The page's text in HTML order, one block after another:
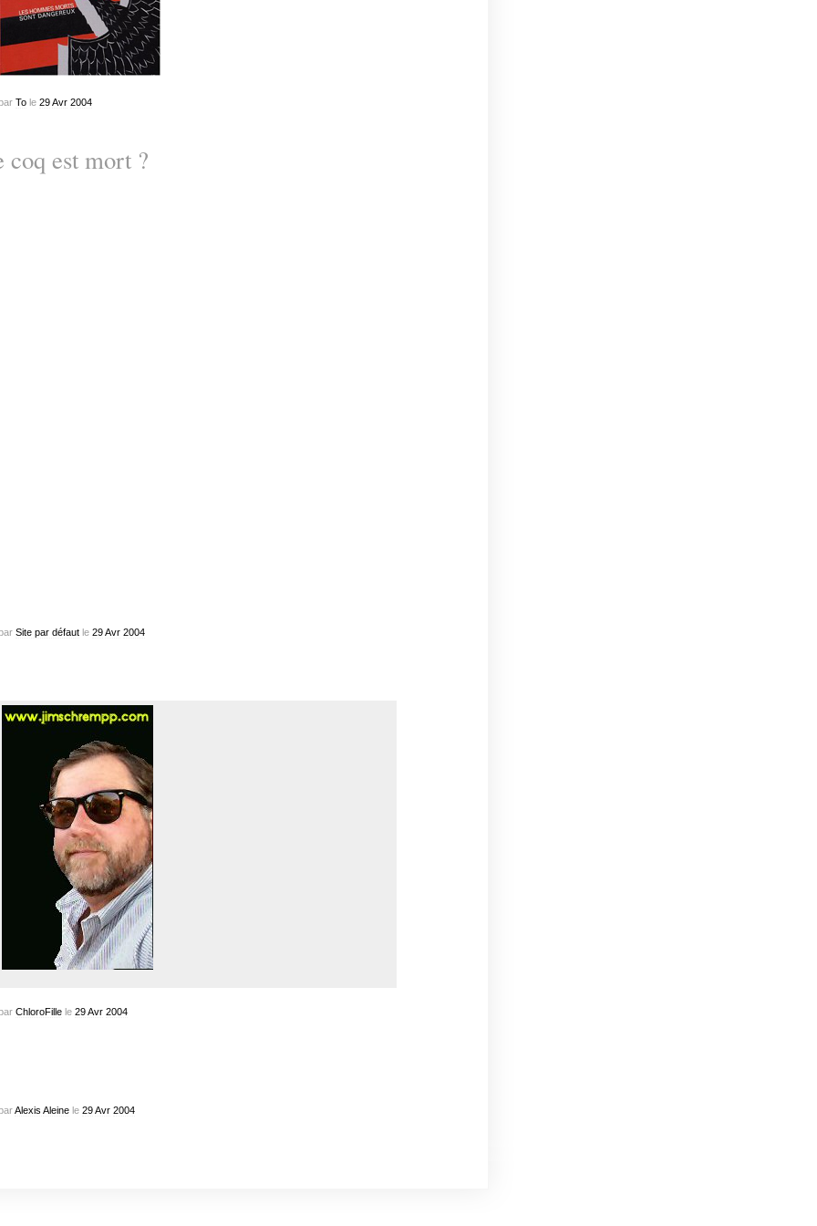
Tole 29 Avr 2004
coq est mort ?
Site par défautle 29 Avr 2004
ChloroFillele 29 Avr 2004
Alexis Aleinele 29 Avr 2004